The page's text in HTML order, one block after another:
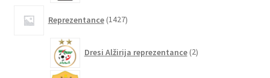
Reprezentance 1427izdelkov
Dresi Alžirija reprezentance 2izdelka